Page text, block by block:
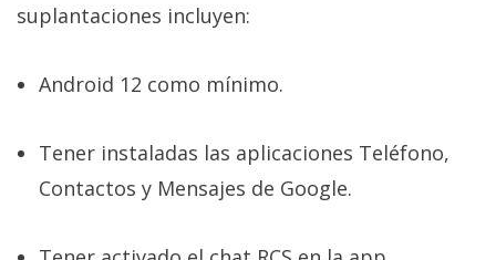
suplantaciones incluyen:
Android 12 como mínimo.
Tener instaladas las aplicaciones Teléfono,
Contactos y Mensajes de Google.